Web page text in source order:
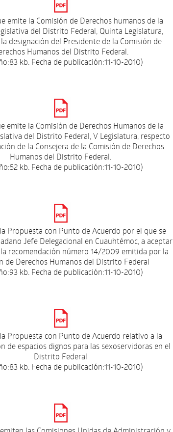
emite la Comisión de Derechos humanos de la
del Distrito Federal, Quinta Legislatura,
designación del Presidente de la Comisión de
Humanos del Distrito Federal.
kb. Fecha de publicación:11-10-2010)
emite la Comisión de Derechos Humanos de la
del Distrito Federal, V Legislatura, respecto
de la Consejera de la Comisión de Derechos
Humanos del Distrito Federal.
kb. Fecha de publicación:11-10-2010)
Propuesta con Punto de Acuerdo por el que se
Jefe Delegacional en Cuauhtémoc, a aceptar
recomendación número 14/2009 emitida por la
de Derechos Humanos del Distrito Federal
kb. Fecha de publicación:11-10-2010)
Propuesta con Punto de Acuerdo relativo a la
de espacios dignos para las sexoservidoras en el
Distrito Federal
kb. Fecha de publicación:11-10-2010)